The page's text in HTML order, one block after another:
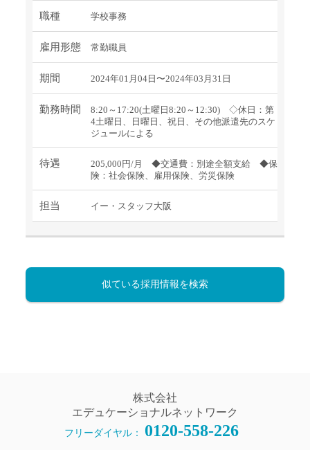
職種 学校事務
雇用形態 常勤職員
期間 2024年01月04日〜2024年03月31日
勤務時間
8:20～17:20(土曜日8:20～12:30) ◇休日：第
4土曜日、日曜日、祝日、その他派遣先のスケ
ジュールによる
待遇
205,000円/月 ◆交通費：別途全額支給 ◆保
険：社会保険、雇用保険、労災保険
担当 イー・スタッフ大阪
似ている採用情報を検索
株式会社
エデュケーショナルネットワーク
フリーダイヤル： 0120-558-226